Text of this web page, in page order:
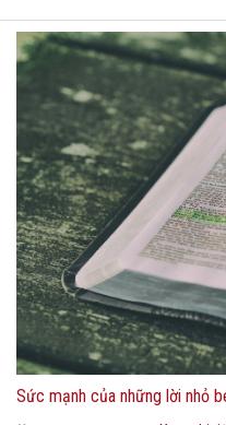
Sức mạnh của những lời nhỏ